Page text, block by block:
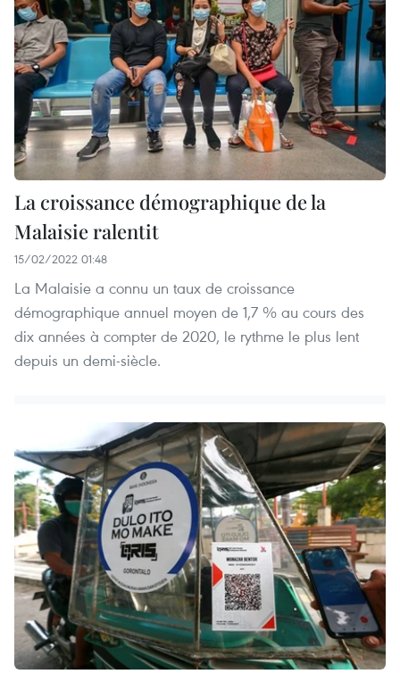
La croissance démographique de la
Malaisie ralentit
15/02/2022 01:48
La Malaisie a connu un taux de croissance
démographique annuel moyen de 1,7 % au cours des
dix années à compter de 2020, le rythme le plus lent
depuis un demi-siècle.